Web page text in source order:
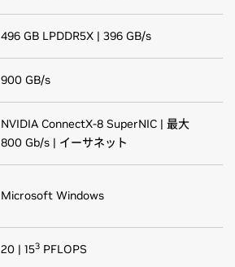
496 GB LPDDR5X | 396 GB/s
900 GB/s
NVIDIA ConnectX-8 SuperNIC | 最大
800 Gb/s | イーサネット
Microsoft Windows
20 | 153 PFLOPS